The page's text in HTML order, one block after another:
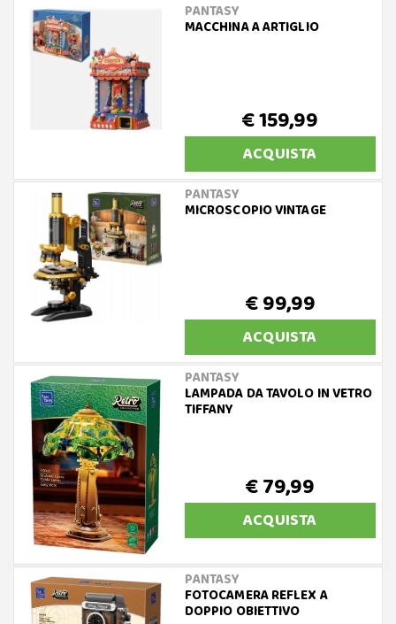
PANTASY
MACCHINA A ARTIGLIO
€ 159,99
ACQUISTA
PANTASY
MICROSCOPIO VINTAGE
€ 99,99
ACQUISTA
PANTASY
LAMPADA DA TAVOLO IN VETRO
TIFFANY
€ 79,99
ACQUISTA
PANTASY
FOTOCAMERA REFLEX A
DOPPIO OBIETTIVO